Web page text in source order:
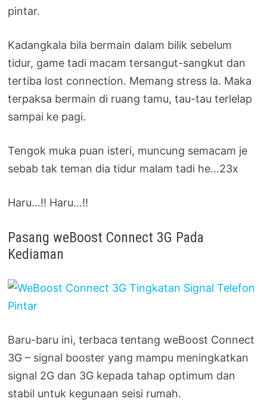
pintar.
Kadangkala bila bermain dalam bilik sebelum
tidur, game tadi macam tersangut-sangkut dan
tertiba lost connection. Memang stress la. Maka
terpaksa bermain di ruang tamu, tau-tau terlelap
sampai ke pagi.
Tengok muka puan isteri, muncung semacam je
sebab tak teman dia tidur malam tadi he…23x
Haru…!! Haru…!!
Pasang weBoost Connect 3G Pada
Kediaman
Baru-baru ini, terbaca tentang weBoost Connect
3G – signal booster yang mampu meningkatkan
signal 2G dan 3G kepada tahap optimum dan
stabil untuk kegunaan seisi rumah.